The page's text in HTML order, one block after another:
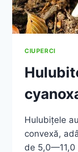
CIUPERCI
Hulubiţele
convexă,
de 5,0—11,0